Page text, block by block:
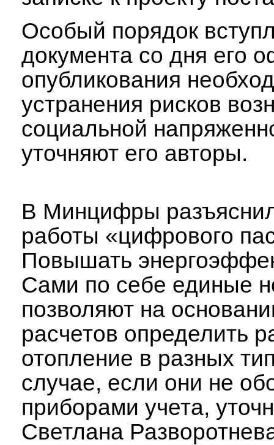
Особый порядок
документа со дня его
опубликования
устранения рисков
социальной
уточняют его авторы.
В Минцифры
работы «цифрового
Повышать
Сами по себе единые
позволяют на
расчетов определить
отопление в разных
случае, если они не
приборами учета,
Светлана